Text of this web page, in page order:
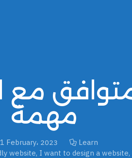
مهمة
1 February، 2023
Learn
website, I want to design a website,